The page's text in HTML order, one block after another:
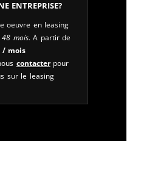
entreprise?
oeuvre en leasing
mois. A partir de
/ mois
contacterpour
sur le leasing